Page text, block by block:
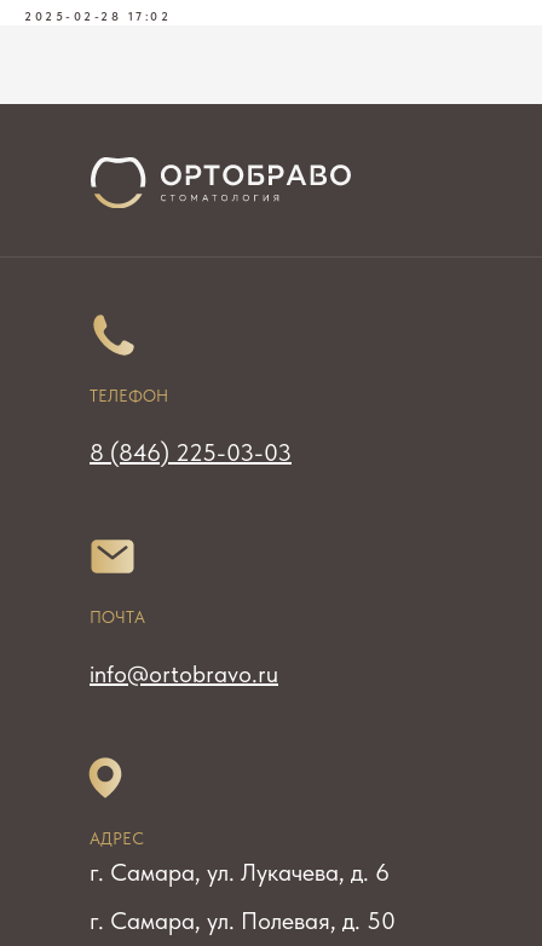
2025-02-28 17:02
ТЕЛЕФОН
ПОЧТА
АДРЕС
8 (846) 225-03-03
info@ortobravo.ru
г. Самара, ул. Лукачева, д. 6
г. Самара, ул. Полевая, д. 50